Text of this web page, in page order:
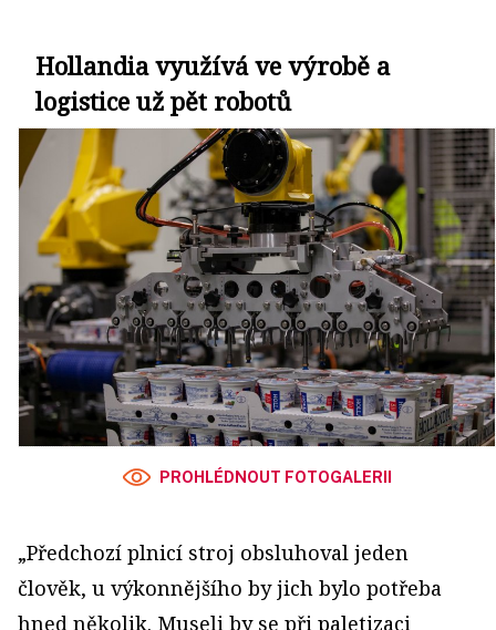
Hollandia využívá ve výrobě a
logistice už pět robotů
PROHLÉDNOUT FOTOGALERII
„Předchozí plnicí stroj obsluhoval jeden
člověk, u výkonnějšího by jich bylo potřeba
hned několik. Museli by se při paletizaci